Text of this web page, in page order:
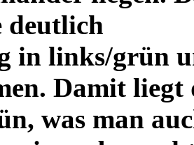
deutlich
in links/grün
Damit
was man